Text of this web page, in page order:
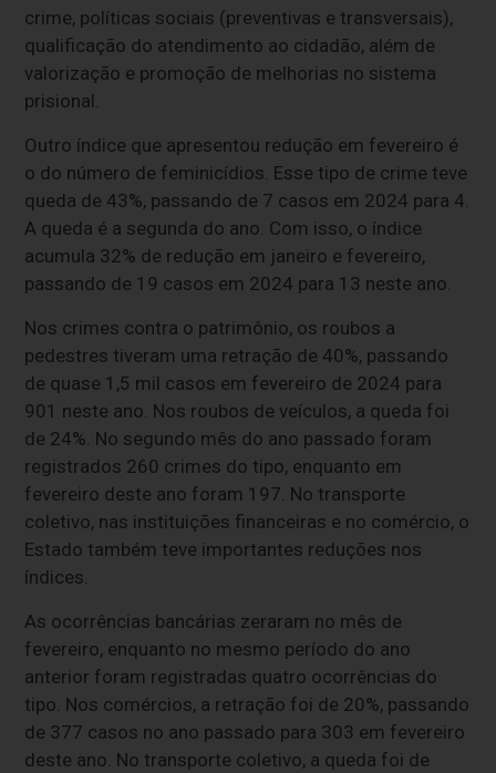
crime, políticas sociais (preventivas e transversais),
qualificação do atendimento ao cidadão, além de
valorização e promoção de melhorias no sistema
prisional.
Outro índice que apresentou redução em fevereiro é
o do número de feminicídios. Esse tipo de crime teve
queda de 43%, passando de 7 casos em 2024 para 4.
A queda é a segunda do ano. Com isso, o índice
acumula 32% de redução em janeiro e fevereiro,
passando de 19 casos em 2024 para 13 neste ano.
Nos crimes contra o patrimônio, os roubos a
pedestres tiveram uma retração de 40%, passando
de quase 1,5 mil casos em fevereiro de 2024 para
901 neste ano. Nos roubos de veículos, a queda foi
de 24%. No segundo mês do ano passado foram
registrados 260 crimes do tipo, enquanto em
fevereiro deste ano foram 197. No transporte
coletivo, nas instituições financeiras e no comércio, o
Estado também teve importantes reduções nos
índices.
As ocorrências bancárias zeraram no mês de
fevereiro, enquanto no mesmo período do ano
anterior foram registradas quatro ocorrências do
tipo. Nos comércios, a retração foi de 20%, passando
de 377 casos no ano passado para 303 em fevereiro
deste ano. No transporte coletivo, a queda foi de